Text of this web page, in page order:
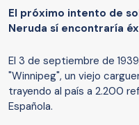
El próximo intento de
Neruda sí encontraría
El 3 de septiembre de
"Winnipeg", un viejo
trayendo al país a 2.200
Española.